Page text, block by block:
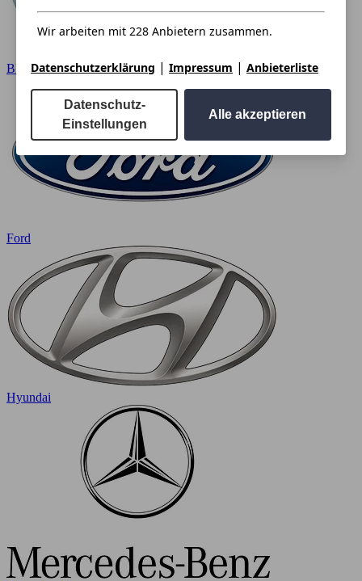
BMW
Ford
Hyundai
Wir arbeiten mit 228 Anbietern zusammen.
Datenschutzerklärung | Impressum | Anbieterliste
Datenschutz-
Einstellungen
Alle akzeptieren